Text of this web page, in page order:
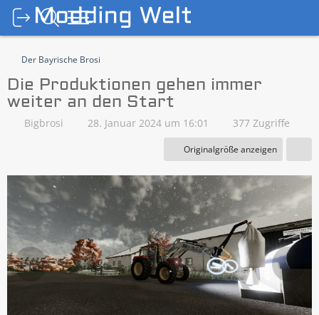
Der Bayrische Brosi
Die Produktionen gehen immer
weiter an den Start
Bigbrosi 28. Januar 2024 um 16:01 377 Zugriffe
Originalgröße anzeigen